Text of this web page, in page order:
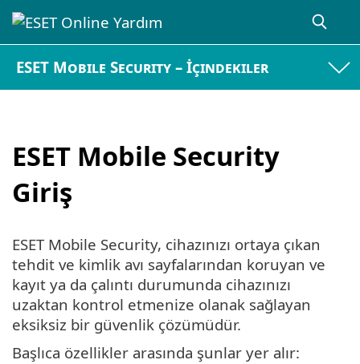
ESET Mobile Security – İçindekiler
ESET Mobile Security
Giriş
ESET Mobile Security, cihazınızı ortaya çıkan
tehdit ve kimlik avı sayfalarından koruyan ve
kayıt ya da çalıntı durumunda cihazınızı
uzaktan kontrol etmenize olanak sağlayan
eksiksiz bir güvenlik çözümüdür.
Başlıca özellikler arasında şunlar yer alır: